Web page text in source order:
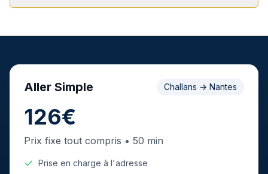
Aller Simple Challans → Nantes
126€
Prix fixe tout compris • 50 min
Prise en charge à l'adresse